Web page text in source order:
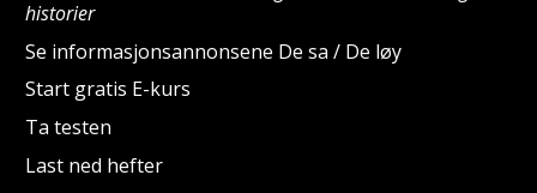
historier
Se informasjonsannonsene De sa / De løy
Start gratis E-kurs
Ta testen
Last ned hefter